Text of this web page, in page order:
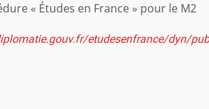
« Études en France » pour le M2
etudesenfrance/dyn/